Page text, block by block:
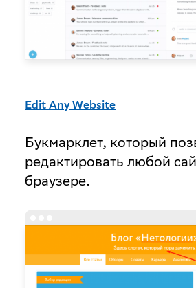
Edit Any Website
Букмарклет, который
редактировать любой
браузере.